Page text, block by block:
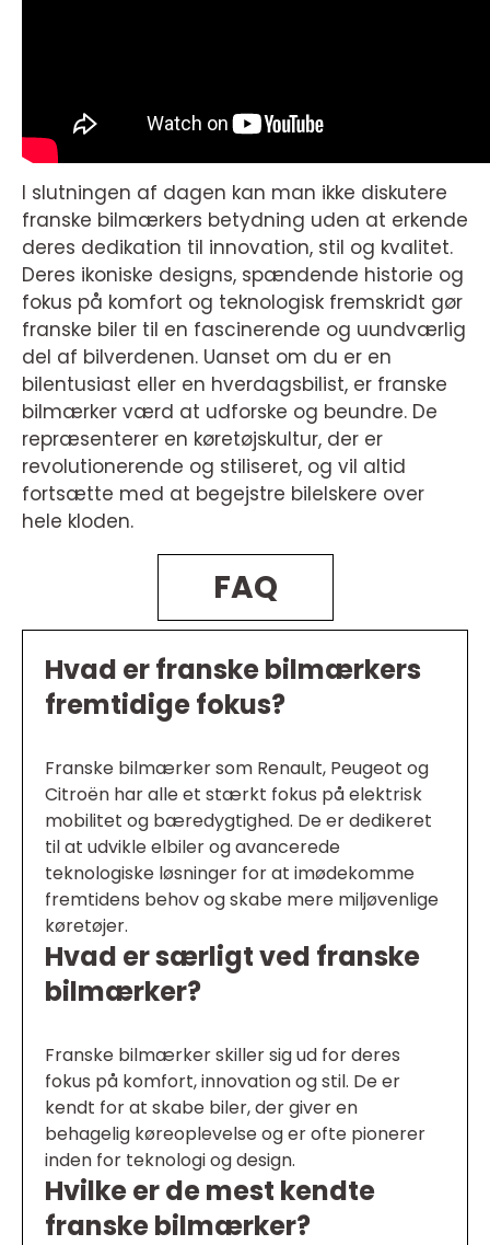
I slutningen af dagen kan man ikke diskutere
franske bilmærkers betydning uden at erkende
deres dedikation til innovation, stil og kvalitet.
Deres ikoniske designs, spændende historie og
fokus på komfort og teknologisk fremskridt gør
franske biler til en fascinerende og uundværlig
del af bilverdenen. Uanset om du er en
bilentusiast eller en hverdagsbilist, er franske
bilmærker værd at udforske og beundre. De
repræsenterer en køretøjskultur, der er
revolutionerende og stiliseret, og vil altid
fortsætte med at begejstre bilelskere over
hele kloden.
FAQ
Hvad er franske bilmærkers
fremtidige fokus?
Franske bilmærker som Renault, Peugeot og
Citroën har alle et stærkt fokus på elektrisk
mobilitet og bæredygtighed. De er dedikeret
til at udvikle elbiler og avancerede
teknologiske løsninger for at imødekomme
fremtidens behov og skabe mere miljøvenlige
køretøjer.
Hvad er særligt ved franske
bilmærker?
Franske bilmærker skiller sig ud for deres
fokus på komfort, innovation og stil. De er
kendt for at skabe biler, der giver en
behagelig køreoplevelse og er ofte pionerer
inden for teknologi og design.
Hvilke er de mest kendte
franske bilmærker?